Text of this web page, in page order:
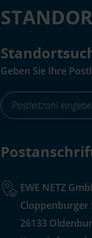
Geben Sie Ihre
for-
EWE NETZ
Cloppenburger
26133